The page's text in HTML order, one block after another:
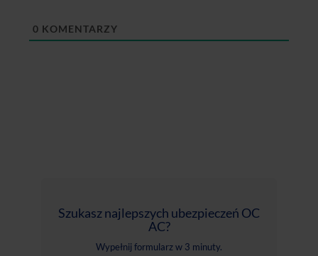
0 KOMENTARZY
Szukasz najlepszych ubezpieczeń OC
AC?
Wypełnij formularz w 3 minuty.